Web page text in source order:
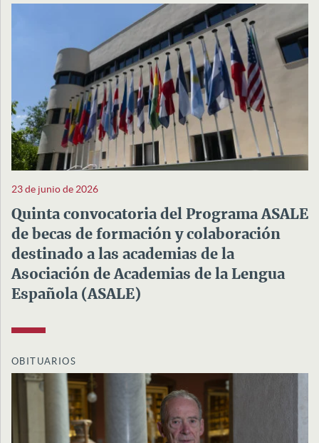
23 de junio de 2026
Quinta convocatoria del Programa ASALE
de becas de formación y colaboración
destinado a las academias de la
Asociación de Academias de la Lengua
Española (ASALE)
OBITUARIOS